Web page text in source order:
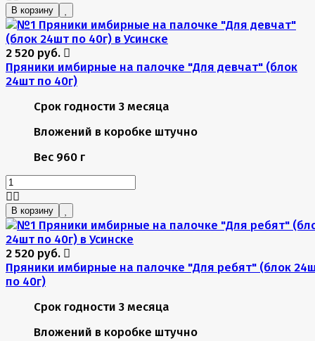
В корзину
2 520 руб.
Пряники имбирные на палочке "Для девчат" (блок
24шт по 40г)
Срок годности 3 месяца
Вложений в коробке штучно
Вес 960 г
В корзину
2 520 руб.
Пряники имбирные на палочке "Для ребят" (блок
по 40г)
Срок годности 3 месяца
Вложений в коробке штучно